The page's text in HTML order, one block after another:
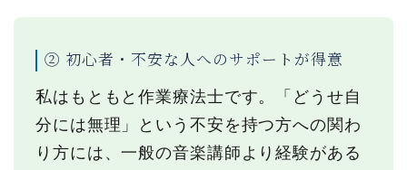
② 初心者・不安な人へのサポートが得意
私はもともと作業療法士です。「どうせ自
分には無理」という不安を持つ方への関わ
り方には、一般の音楽講師より経験がある